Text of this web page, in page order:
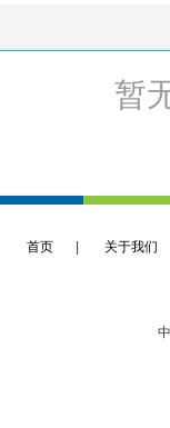
暂
首页 关于我们